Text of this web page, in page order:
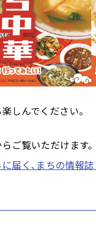
しんでください。
ご覧いただけます。
届く､まちの情報誌